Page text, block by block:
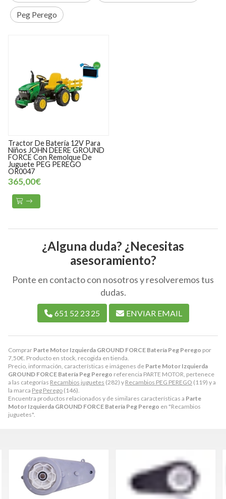
Comprar Parte Motor Izquierda GROUND FORCE Batería Peg Perego por
7,50€ . Producto en stock, recogida en tienda.
Precio, información, características e imágenes de Parte Motor Izquierda
GROUND FORCE Batería Peg Perego referencia PARTE MOTOR, pertenece
a las categorías Recambios juguetes (282) y Recambios PEG PEREGO (119) y a
la marca Peg Perego (146).
Encuentra productos relacionados y de similares características a Parte
Motor Izquierda GROUND FORCE Batería Peg Perego en "Recambios
juguetes".
Peg Perego
Tractor De Batería 12V Para
Niños JOHN DEERE GROUND
FORCE Con Remolque De
Juguete PEG PEREGO
OR0047
365,00€
¿Alguna duda? ¿Necesitas
asesoramiento?
Ponte en contacto con nosotros y resolveremos tus
dudas.
651 52 23 25 ENVIAR EMAIL